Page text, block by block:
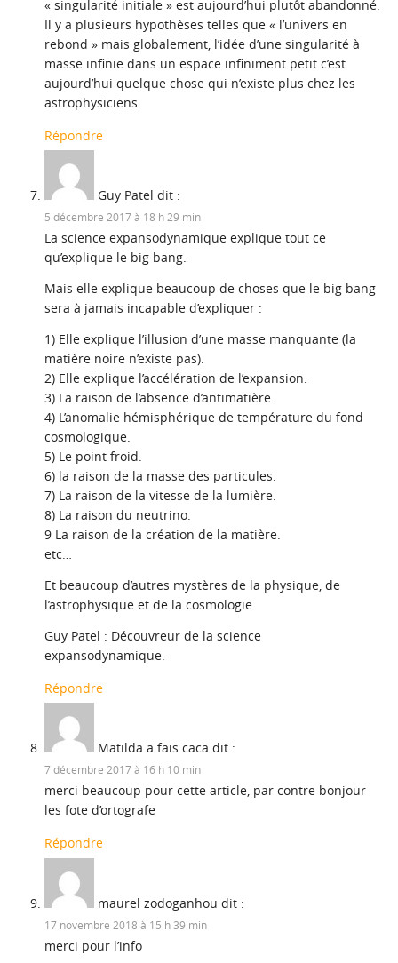
« singularité initiale » est aujourd’hui plutôt abandonné.
Il y a plusieurs hypothèses telles que « l’univers en
rebond » mais globalement, l’idée d’une singularité à
masse infinie dans un espace infiniment petit c’est
aujourd’hui quelque chose qui n’existe plus chez les
astrophysiciens.
Répondre
Guy Patel dit :
5 décembre 2017 à 18 h 29 min
La science expansodynamique explique tout ce
qu’explique le big bang.
Mais elle explique beaucoup de choses que le big bang
sera à jamais incapable d’expliquer :
1) Elle explique l’illusion d’une masse manquante (la
matière noire n’existe pas).
2) Elle explique l’accélération de l’expansion.
3) La raison de l’absence d’antimatière.
4) L’anomalie hémisphérique de température du fond
cosmologique.
5) Le point froid.
6) la raison de la masse des particules.
7) La raison de la vitesse de la lumière.
8) La raison du neutrino.
9 La raison de la création de la matière.
etc…
Et beaucoup d’autres mystères de la physique, de
l’astrophysique et de la cosmologie.
Guy Patel : Découvreur de la science
expansodynamique.
Répondre
Matilda a fais caca dit :
7 décembre 2017 à 16 h 10 min
merci beaucoup pour cette article, par contre bonjour
les fote d’ortografe
Répondre
maurel zodoganhou dit :
17 novembre 2018 à 15 h 39 min
merci pour l’info